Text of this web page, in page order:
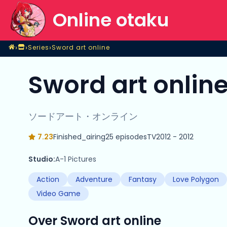
Online otaku
Home
›Shop
›Series
Series›Sword art online
Sword art online
Sword art
ソードアート・オンライン
7.23Finished_airing25 episodesTV2012 - 2012
Studio:A-1 Pictures
Action
Adventure Fantasy Love Polygon
Video Game
Over Sword art online